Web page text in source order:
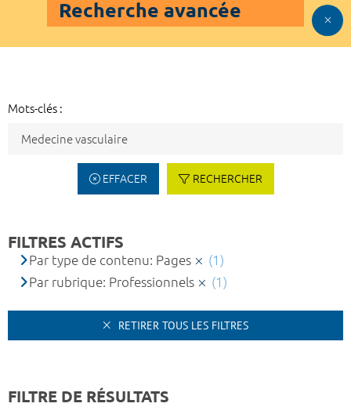
Recherche avancée
Mots-clés :
EFFACER RECHERCHER
FILTRES ACTIFS
Par type de contenu: Pages
(1)
Par rubrique: Professionnels
(1)
RETIRER TOUS LES FILTRES
FILTRE DE RÉSULTATS